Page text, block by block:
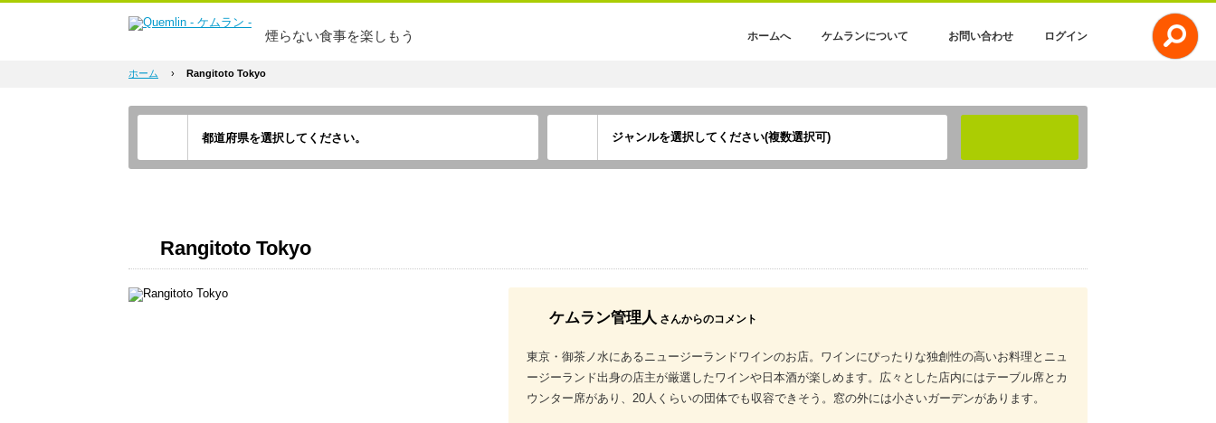
煙らない食事を楽しもう ホームへ ケムランについて お問い合わせ ログイン
ホーム › Rangitoto Tokyo
ジャンルを選択してください(複数選択可)
Rangitoto Tokyo
ケムラン管理人 さんからのコメント
東京・御茶ノ水にあるニュージーランドワインのお店。ワインにぴったりな独創性の高いお料理とニュ
ージーランド出身の店主が厳選したワインや日本酒が楽しめます。広々とした店内にはテーブル席とカ
ウンター席があり、20人くらいの団体でも収容できそう。窓の外には小さいガーデンがあります。